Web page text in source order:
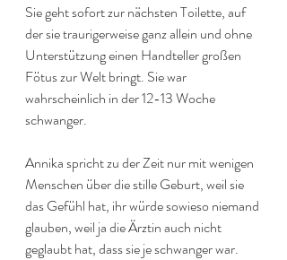
Sie geht sofort zur nächsten Toilette, auf
der sie traurigerweise ganz allein und ohne
Unterstützung einen Handteller großen
Fötus zur Welt bringt. Sie war
wahrscheinlich in der 12-13 Woche
schwanger.
Annika spricht zu der Zeit nur mit wenigen
Menschen über die stille Geburt, weil sie
das Gefühl hat, ihr würde sowieso niemand
glauben, weil ja die Ärztin auch nicht
geglaubt hat, dass sie je schwanger war.